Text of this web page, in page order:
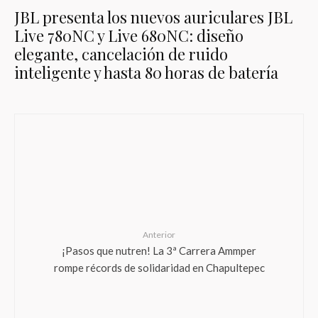
JBL presenta los nuevos auriculares JBL
Live 780NC y Live 680NC: diseño
elegante, cancelación de ruido
inteligente y hasta 80 horas de batería
Anterior
¡Pasos que nutren! La 3ª Carrera Ammper
rompe récords de solidaridad en Chapultepec